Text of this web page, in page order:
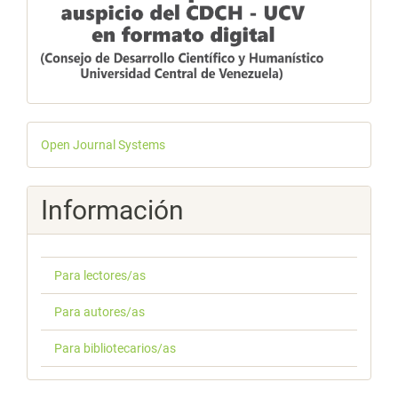
Desarrollado
por
Open Journal Systems
Información
Para lectores/as
Para autores/as
Para bibliotecarios/as